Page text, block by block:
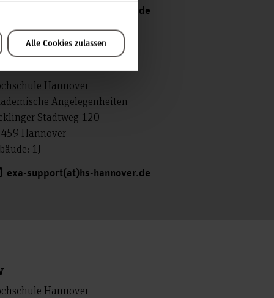
Alle Cookies zulassen
exa-support(at)hs-hannover.de
Hannover
Angelegenheiten
Stadtweg 120
Hannover
1J
exa-support(at)hs-hannover.de
Hannover